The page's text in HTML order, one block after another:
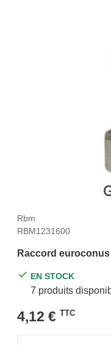
Rbm
RBM1231600
Raccord euroconus
EN STOCK
7 produits
4,12 € TTC